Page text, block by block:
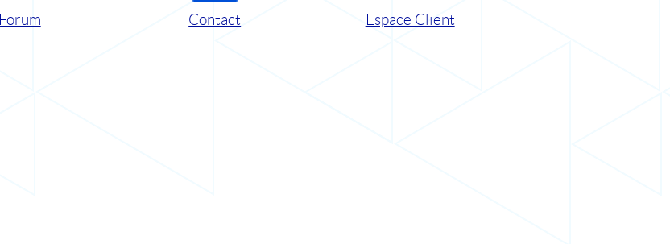
Forum Contact Espace Client